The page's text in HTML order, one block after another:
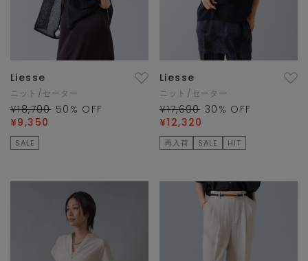
Liesse
ニット/セーター
¥18,700 50 % OFF
¥9,350
SALE
Liesse
ニット/セーター
¥17,600 30 % OFF
¥12,320
再入荷 SALE HIT